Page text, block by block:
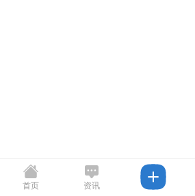
首页 资讯